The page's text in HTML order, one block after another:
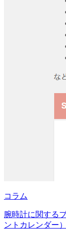
コラム
腕時計に関する
ントカレンダー